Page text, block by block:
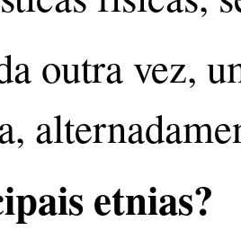
outra vez,
etnias?